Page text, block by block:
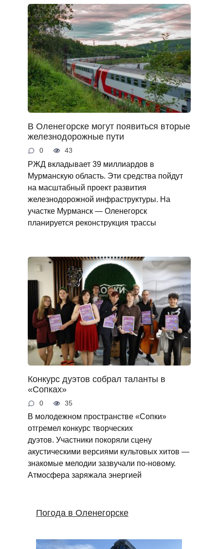
В Оленегорске могут появиться вторые
железнодорожные пути
0 43
РЖД вкладывает 39 миллиардов в
Мурманскую область. Эти средства пойдут
на масштабный проект развития
железнодорожной инфраструктуры. На
участке Мурманск — Оленегорск
планируется реконструкция трассы
Конкурс дуэтов собрал таланты в
«Сопках»
0 35
В молодежном пространстве «Сопки»
отгремел конкурс творческих
дуэтов. Участники покоряли сцену
акустическими версиями культовых хитов —
знакомые мелодии зазвучали по‑новому.
Атмосфера заряжала энергией
Погода в Оленегорске